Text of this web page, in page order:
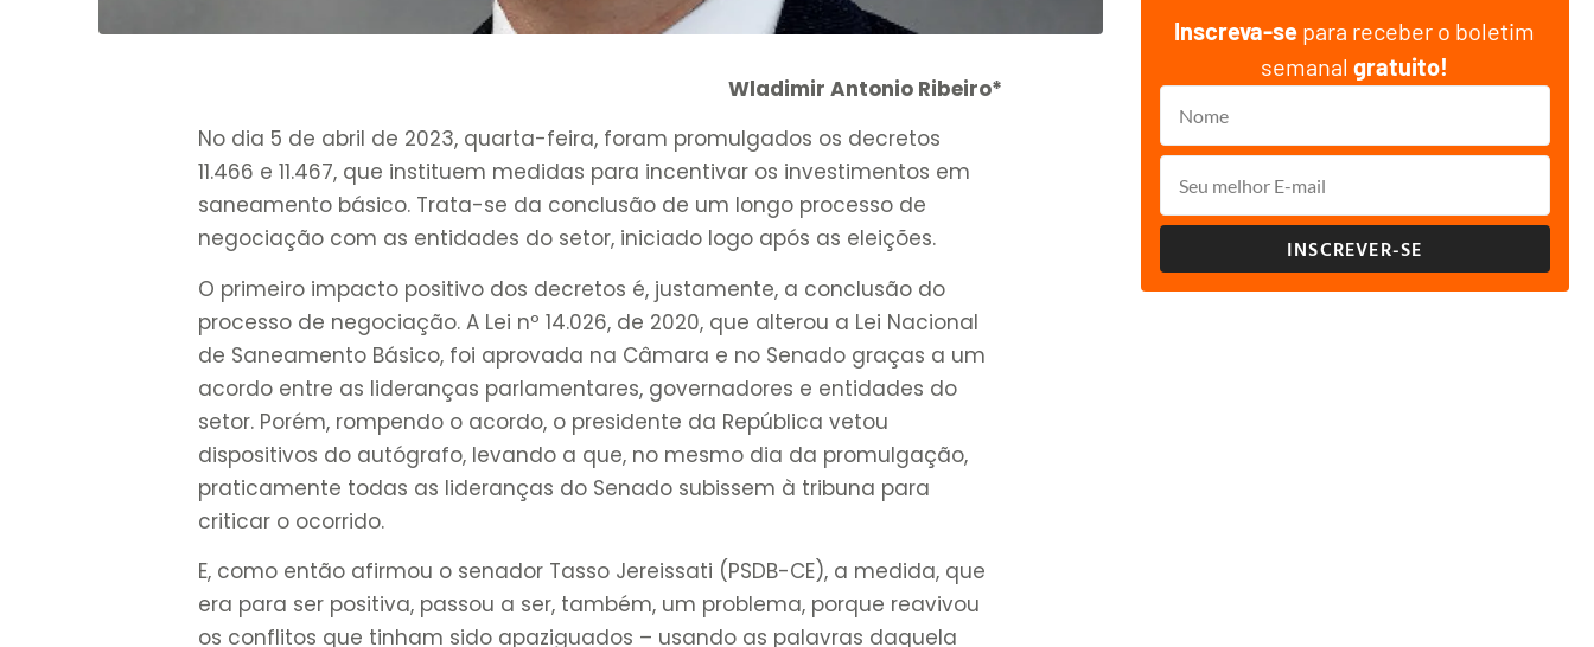
Wladimir Antonio Ribeiro*
No dia 5 de abril de 2023, quarta-feira, foram promulgados os decretos
11.466 e 11.467, que instituem medidas para incentivar os investimentos em
saneamento básico. Trata-se da conclusão de um longo processo de
negociação com as entidades do setor, iniciado logo após as eleições.
O primeiro impacto positivo dos decretos é, justamente, a conclusão do
processo de negociação. A Lei nº 14.026, de 2020, que alterou a Lei Nacional
de Saneamento Básico, foi aprovada na Câmara e no Senado graças a um
acordo entre as lideranças parlamentares, governadores e entidades do
setor. Porém, rompendo o acordo, o presidente da República vetou
dispositivos do autógrafo, levando a que, no mesmo dia da promulgação,
praticamente todas as lideranças do Senado subissem à tribuna para
criticar o ocorrido.
E, como então afirmou o senador Tasso Jereissati (PSDB-CE), a medida, que
era para ser positiva, passou a ser, também, um problema, porque reavivou
os conflitos que tinham sido apaziguados – usando as palavras daquela
Inscreva-se para receber o boletim
semanalgratuito!
INSCREVER-SE